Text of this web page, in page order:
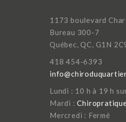
1173 boulevard
Bureau 300-7
Québec, QC, G1N
418 454-6393
Lundi : 10 h à 19 h
Mardi :
Mercredi : Fermé